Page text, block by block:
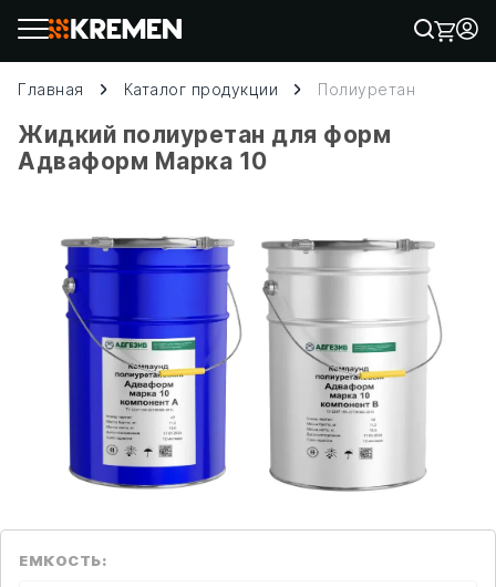
Главная Каталог продукции Полиуретан
Жидкий полиуретан для форм
Адваформ Марка 10
ЕМКОСТЬ: